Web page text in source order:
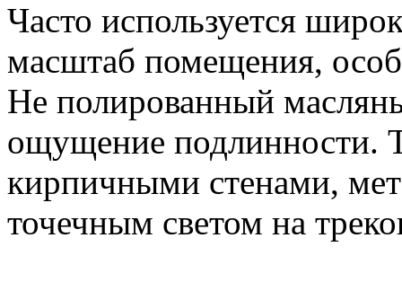
Часто используется
масштаб помещения,
Не полированный
ощущение подлинности.
кирпичными стенами,
точечным светом на